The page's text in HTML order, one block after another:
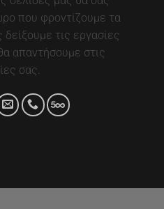
που φροντίζουμε τα
τις εργασίες
απαντήσουμε στις
σας.